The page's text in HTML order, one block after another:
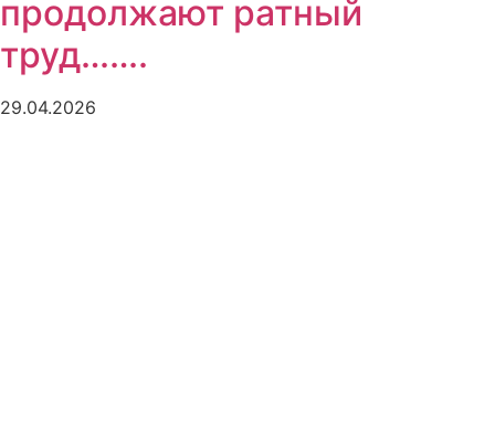
продолжают ратный
труд…….
29.04.2026